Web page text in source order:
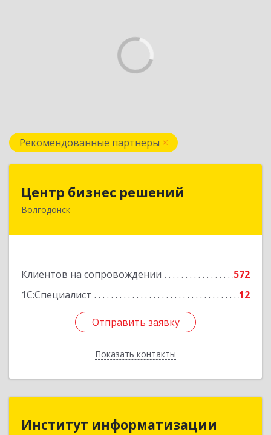
Рекомендованные партнеры
Центр бизнес решений
Волгодонск
Клиентов на сопровождении
572
1С:Специалист
12
Отправить заявку
Показать контакты
Центр бизнес решений
347375, Ростовская обл, Волгодонск г,
Отправить заявку
Назад
Институт информатизации
Институт информатизации